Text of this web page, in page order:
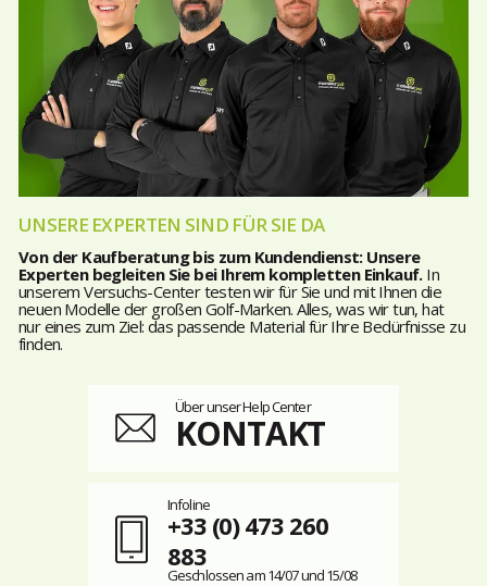
UNSERE EXPERTEN SIND FÜR SIE DA
Von der Kaufberatung bis zum Kundendienst: Unsere
Experten begleiten Sie bei Ihrem kompletten Einkauf.In
unserem Versuchs-Center testen wir für Sie und mit Ihnen die
neuen Modelle der großen Golf-Marken. Alles, was wir tun, hat
nur eines zum Ziel: das passende Material für Ihre Bedürfnisse zu
finden.
Über unser Help Center
KONTAKT
Infoline
+33 (0) 473 260
883
Geschlossen am 14/07 und 15/08